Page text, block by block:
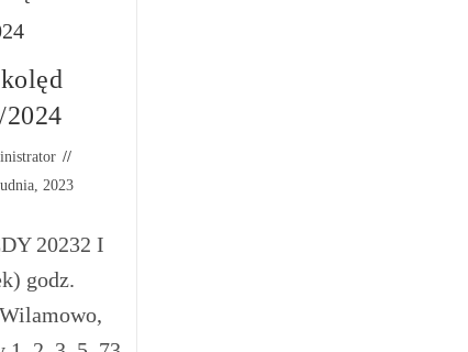
2024
2023
20232 I
godz.